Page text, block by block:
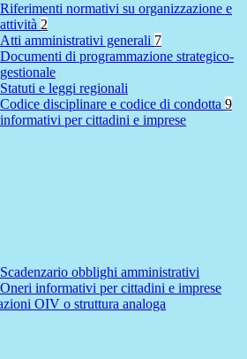
Riferimenti normativi su organizzazione e
attività 2
Atti amministrativi generali 7
Documenti di programmazione strategico-
gestionale
Statuti e leggi regionali
Codice disciplinare e codice di condotta 9
per cittadini e imprese
Scadenzario obblighi amministrativi
Oneri informativi per cittadini e imprese
OIV o struttura analoga